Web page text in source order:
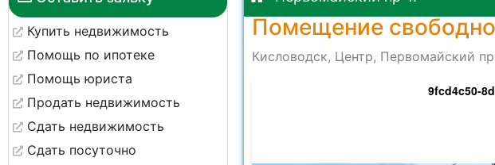
Купить недвижимость
Помощь по ипотеке
Помощь юриста
Продать недвижимость
Сдать недвижимость
Сдать посуточно
Помещение
Кисловодск, Центр, Первомайский
9fcd4c50-